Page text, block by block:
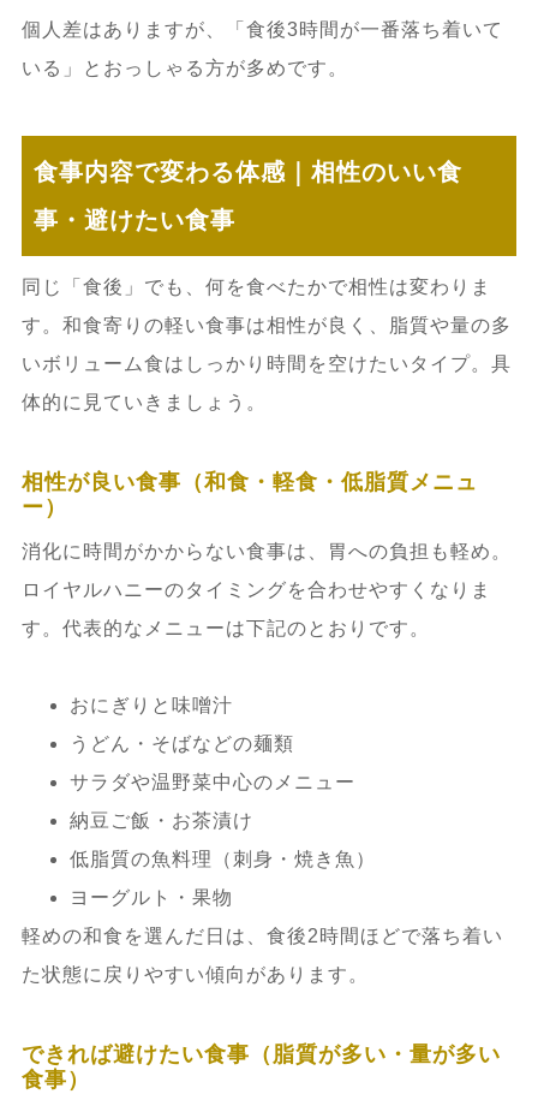
個人差はありますが、「食後3時間が一番落ち着いて
いる」とおっしゃる方が多めです。
食事内容で変わる体感｜相性のいい食
事・避けたい食事
同じ「食後」でも、何を食べたかで相性は変わりま
す。和食寄りの軽い食事は相性が良く、脂質や量の多
いボリューム食はしっかり時間を空けたいタイプ。具
体的に見ていきましょう。
相性が良い食事（和食・軽食・低脂質メニュ
ー）
消化に時間がかからない食事は、胃への負担も軽め。
ロイヤルハニーのタイミングを合わせやすくなりま
す。代表的なメニューは下記のとおりです。
おにぎりと味噌汁
うどん・そばなどの麺類
サラダや温野菜中心のメニュー
納豆ご飯・お茶漬け
低脂質の魚料理（刺身・焼き魚）
ヨーグルト・果物
軽めの和食を選んだ日は、食後2時間ほどで落ち着い
た状態に戻りやすい傾向があります。
できれば避けたい食事（脂質が多い・量が多い
食事）